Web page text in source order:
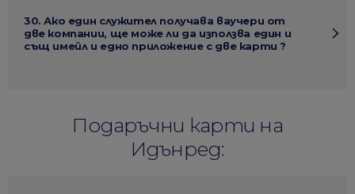
30. Ако един служител получава ваучери от
две компании, ще може ли да използва един и
същ имейл и едно приложение с две карти ?
Подаръчни карти на
Идънред: